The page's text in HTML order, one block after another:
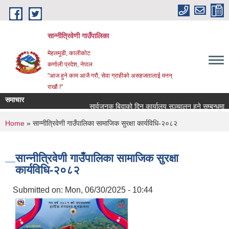
Skip to main content
सान्नीत्रिवेणी गाउँपालिका
मेहलमुडी, कालीकोट
कर्णाली प्रदेश, नेपाल
"आज हुने काम आजै गरौ, सेवा ग्राहीको असहजतालाई मनन्
राखौ !"
समाचार
सार्वजनुक बिदाको दिन कार्यालय सञ्चालन हुने सम्बन्धमा ।
You are here
Home » सान्नीत्रिवेणी गाउँपालिका सामाजिक सुरक्षा कार्यविधि-२०८२
सान्नीत्रिवेणी गाउँपालिका सामाजिक सुरक्षा
कार्यविधि-२०८२
Submitted on: Mon, 06/30/2025 - 10:44